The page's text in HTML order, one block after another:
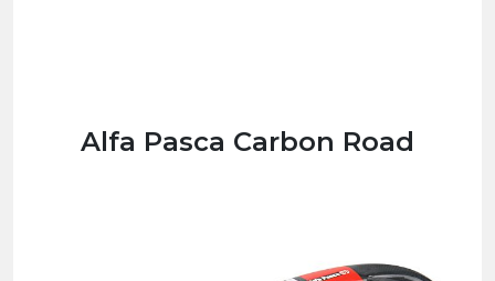
Alfa Pasca Carbon Road